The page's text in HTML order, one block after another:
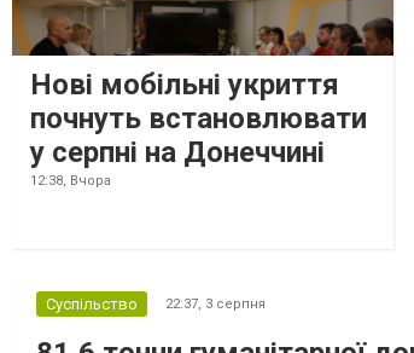
Нові мобільні укриття
почнуть встановлювати
у серпні на Донеччині
12:38, Вчора
Суспільство 22:37, 3 серпня